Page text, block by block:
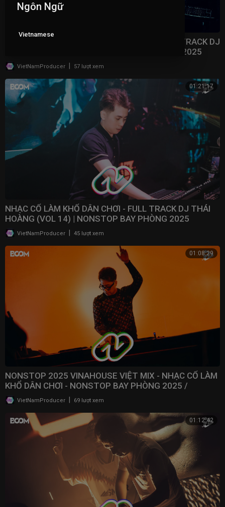
NHẠC CỔ LÀM KHỔ DÂN CHƠI (VOL.2) - FULL TRACK DJ
THÁI HOÀNG REMIX | NONSTOP BAY PHÒNG 2025
VietNamProducer 57 lượt xem
01:21:17
NHẠC CỔ LÀM KHỔ DÂN CHƠI - FULL TRACK DJ THÁI
HOÀNG (VOL 14) | NONSTOP BAY PHÒNG 2025
VietNamProducer 45 lượt xem
01:08:29
NONSTOP 2025 VINAHOUSE VIỆT MIX - NHẠC CỔ LÀM
KHỔ DÂN CHƠI - NONSTOP BAY PHÒNG 2025 /
@NONSTOPVNDJ
VietNamProducer | 69 lượt xem
01:12:42
Ngôn Ngữ
Vietnamese